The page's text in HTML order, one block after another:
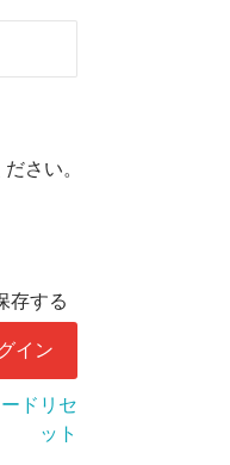
さい。
存する
ドリセ
ット